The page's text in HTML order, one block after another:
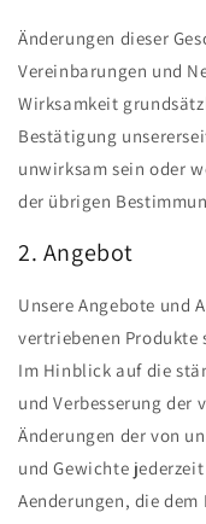
Änderungen dieser
Vereinbarungen und
Wirksamkeit
Bestätigung
unwirksam sein oder
der übrigen
2. Angebot
Unsere Angebote und
vertriebenen
Im Hinblick auf die
und Verbesserung der
Änderungen der von
und Gewichte
Aenderungen, die